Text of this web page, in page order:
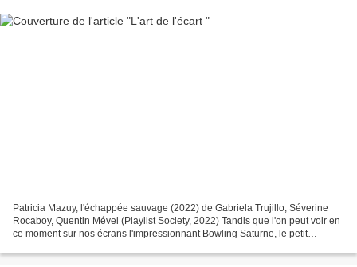
Patricia Mazuy, l'échappée sauvage (2022) de Gabriela Trujillo, Séverine
Rocaboy, Quentin Mével (Playlist Society, 2022) Tandis que l'on peut voir en
ce moment sur nos écrans l'impressionnant Bowling Saturne, le petit